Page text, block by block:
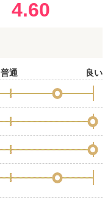
4.60
普通 良い